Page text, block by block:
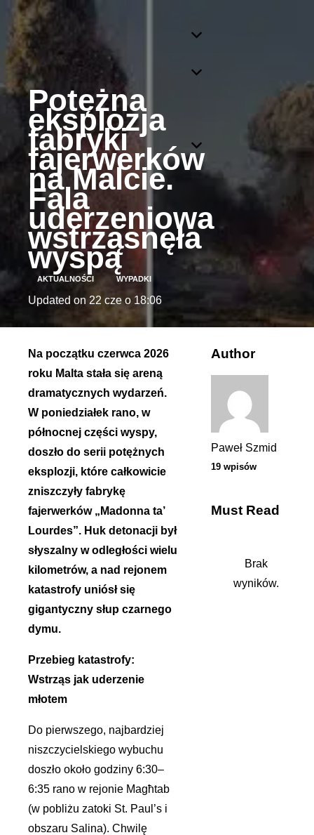
Potężna
eksplozja
fabryki
fajerwerków
na Malcie.
Fala
uderzeniowa
wstrząsnęła
wyspą
AKTUALNOŚCI WYPADKI
Updated on 22 cze o 18:06
Na początku czerwca 2026
roku Malta stała się areną
dramatycznych wydarzeń.
W poniedziałek rano, w
północnej części wyspy,
doszło do serii potężnych
eksplozji, które całkowicie
zniszczyły fabrykę
fajerwerków „Madonna ta’
Lourdes”. Huk detonacji był
słyszalny w odległości wielu
kilometrów, a nad rejonem
katastrofy uniósł się
gigantyczny słup czarnego
dymu.
Przebieg katastrofy:
Wstrząs jak uderzenie
młotem
Do pierwszego, najbardziej
niszczycielskiego wybuchu
doszło około godziny 6:30–
6:35 rano w rejonie Magħtab
(w pobliżu zatoki St. Paul’s i
obszaru Salina). Chwilę
Author
Paweł Szmid
19 wpisów
Must Read
Brak
wyników.